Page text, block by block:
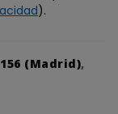
).
(Madrid),